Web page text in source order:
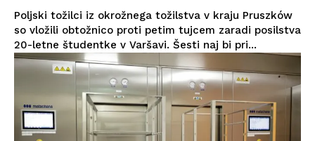
Poljski tožilci iz okrožnega tožilstva v kraju Pruszków
so vložili obtožnico proti petim tujcem zaradi posilstva
20-letne študentke v Varšavi. Šesti naj bi pri...